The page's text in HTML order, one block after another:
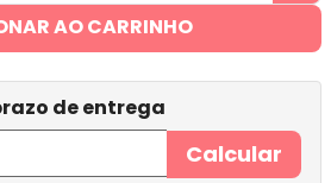
AO CARRINHO